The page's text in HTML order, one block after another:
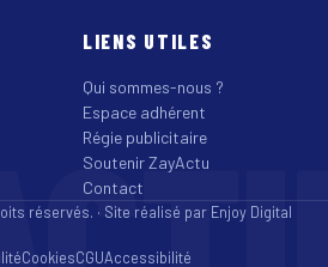
LIENS UTILES
Qui sommes-nous ?
Espace adhérent
Régie publicitaire
Soutenir ZayActu
Contact
réservés. · Site réalisé par Enjoy Digital
CookiesCGUAccessibilité